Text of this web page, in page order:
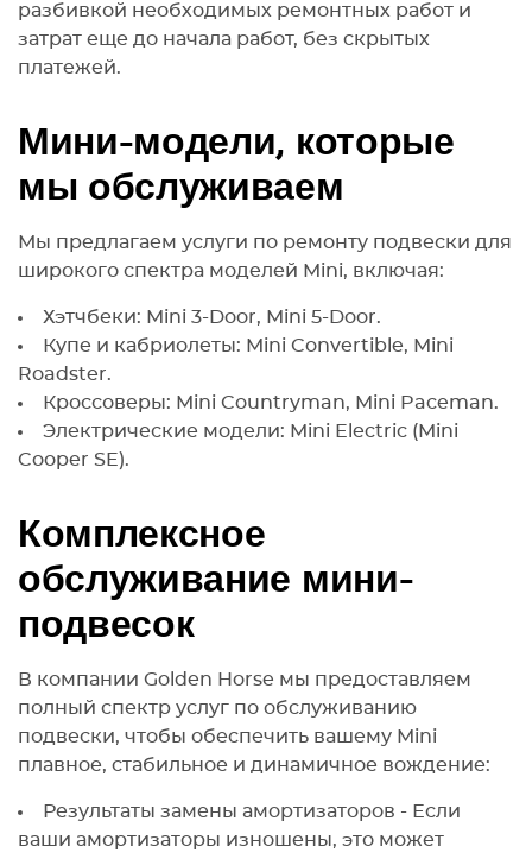
разбивкой необходимых ремонтных работ и
затрат еще до начала работ, без скрытых
платежей.
Мини-модели, которые
мы обслуживаем
Мы предлагаем услуги по ремонту подвески для
широкого спектра моделей Mini, включая:
Хэтчбеки: Mini 3-Door, Mini 5-Door.
Купе и кабриолеты: Mini Convertible, Mini
Roadster.
Кроссоверы: Mini Countryman, Mini Paceman.
Электрические модели: Mini Electric (Mini
Cooper SE).
Комплексное
обслуживание мини-
подвесок
В компании Golden Horse мы предоставляем
полный спектр услуг по обслуживанию
подвески, чтобы обеспечить вашему Mini
плавное, стабильное и динамичное вождение:
Результаты замены амортизаторов - Если
ваши амортизаторы изношены, это может